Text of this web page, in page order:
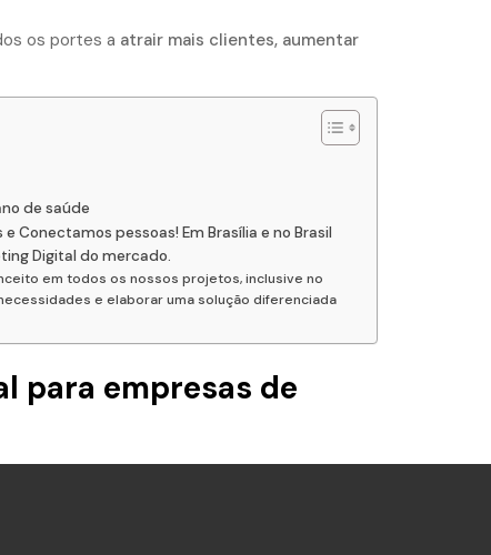
os portes a atrair mais clientes, aumentar
de saúde
Conectamos pessoas! Em Brasília e no Brasil
Digital do mercado.
em todos os nossos projetos, inclusive no
e elaborar uma solução diferenciada
para empresas de